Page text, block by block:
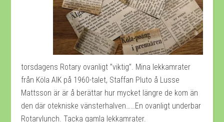
torsdagens Rotary ovanligt ”viktig”. Mina lekkamrater
från Köla AIK på 1960-talet, Staffan Pluto å Lusse
Mattsson är är å berättar hur mycket längre de kom än
den där otekniske vänsterhalven……En ovanligt underbar
Rotarylunch. Tacka gamla lekkamrater.